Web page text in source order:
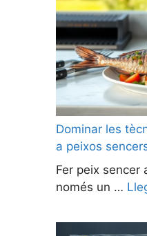
Dominar les
a peixos
Fer peix sencer
només un …